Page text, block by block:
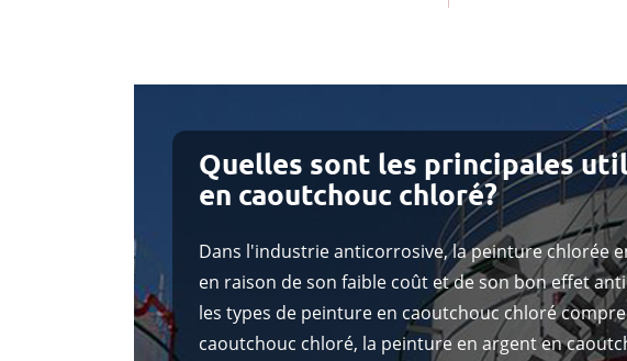
Quelles sont les principales
en caoutchouc chloré?
Dans l'industrie anticorrosive, la peinture chlorée
en raison de son faible coût et de son bon effet
les types de peinture en caoutchouc chloré
caoutchouc chloré, la peinture en argent en